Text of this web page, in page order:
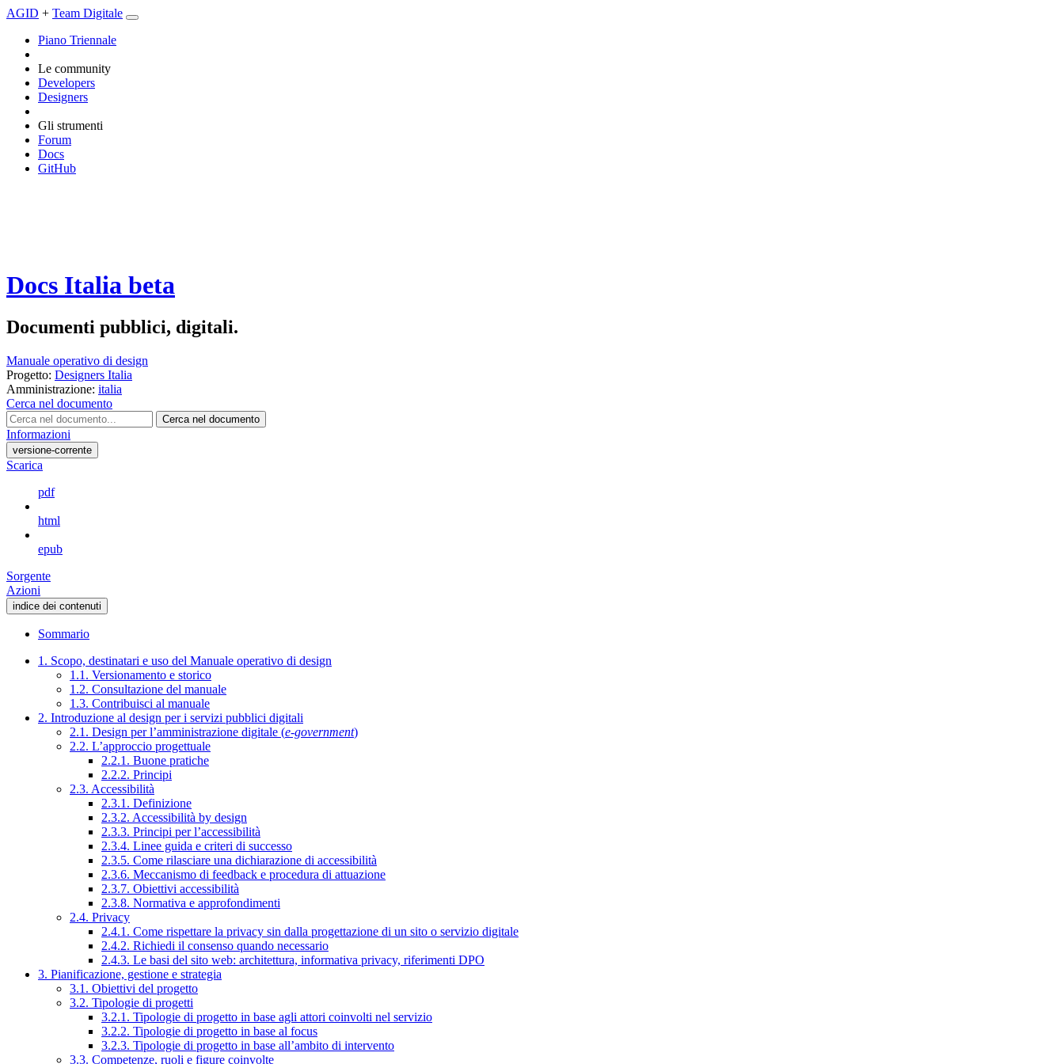
AGID + Team Digitale
Piano Triennale
Le community
Developers
Designers
Gli strumenti
Forum
Docs
GitHub
Docs Italia beta
Documenti pubblici, digitali.
Manuale operativo di design
Progetto: Designers Italia
Amministrazione: italia
Cerca nel documento
Cerca nel documento
Informazioni
versione-corrente
Scarica
pdf
html
epub
Sorgente
Azioni
indice dei contenuti
Sommario
1. Scopo, destinatari e uso del Manuale operativo di design
1.1. Versionamento e storico
1.2. Consultazione del manuale
1.3. Contribuisci al manuale
2. Introduzione al design per i servizi pubblici digitali
2.1. Design per l’amministrazione digitale (e-government)
2.2. L’approccio progettuale
2.2.1. Buone pratiche
2.2.2. Principi
2.3. Accessibilità
2.3.1. Definizione
2.3.2. Accessibilità by design
2.3.3. Principi per l’accessibilità
2.3.4. Linee guida e criteri di successo
2.3.5. Come rilasciare una dichiarazione di accessibilità
2.3.6. Meccanismo di feedback e procedura di attuazione
2.3.7. Obiettivi accessibilità
2.3.8. Normativa e approfondimenti
2.4. Privacy
2.4.1. Come rispettare la privacy sin dalla progettazione di un sito o servizio digitale
2.4.2. Richiedi il consenso quando necessario
2.4.3. Le basi del sito web: architettura, informativa privacy, riferimenti DPO
3. Pianificazione, gestione e strategia
3.1. Obiettivi del progetto
3.2. Tipologie di progetti
3.2.1. Tipologie di progetto in base agli attori coinvolti nel servizio
3.2.2. Tipologie di progetto in base al focus
3.2.3. Tipologie di progetto in base all’ambito di intervento
3.3. Competenze, ruoli e figure coinvolte